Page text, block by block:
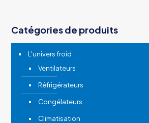
Catégories de produits
L'univers froid
Ventilateurs
Réfrigérateurs
Congélateurs
Climatisation